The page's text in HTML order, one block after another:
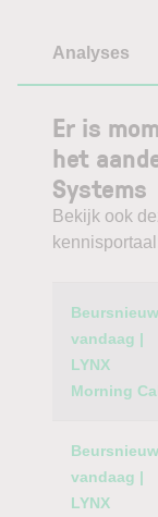
Analyses
Er is
het
Systems
Bekijk ook
Category
vandaag |
LYNX
Morning
vandaag |
LYNX